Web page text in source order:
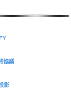
協議
影